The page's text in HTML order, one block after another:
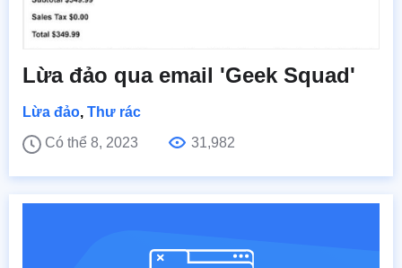
Lừa đảo qua email 'Geek Squad'
Lừa đảo, Thư rác
Có thể 8, 2023
31,982